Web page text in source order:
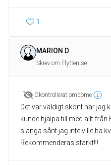
1
MARION D
Skrev om Flytten.se
Okontrollerat omdöme
Det var väldigt skönt när jag
kunde hjälpa till med allt
slänga sånt jag inte ville ha
Rekommenderas starkt!!!